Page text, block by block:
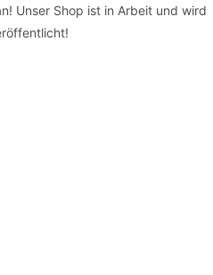
Unser Shop ist in Arbeit und wird